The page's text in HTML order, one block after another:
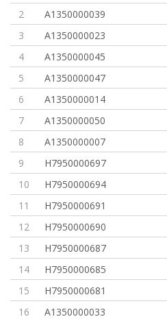
2
A1350000039
3
A1350000023
4
A1350000045
5
A1350000047
6
A1350000014
7
A1350000050
8
A1350000007
9
H7950000697
10
H7950000694
11
H7950000691
12
H7950000690
13
H7950000687
14
H7950000685
15
H7950000681
16
A1350000033